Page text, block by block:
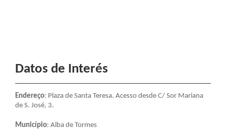
Datos de Interés
Endereço: Plaza de Santa Teresa. Acesso desde C/ Sor Mariana
de S. José, 3.
Município: Alba de Tormes